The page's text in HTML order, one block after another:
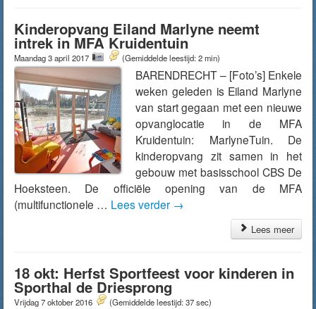
Kinderopvang Eiland Marlyne neemt
intrek in MFA Kruidentuin
Maandag 3 april 2017 (Gemiddelde leestijd: 2 min)
BARENDRECHT – [Foto’s] Enkele
weken geleden is Eiland Marlyne
van start gegaan met een nieuwe
opvanglocatie in de MFA
Kruidentuin: MarlyneTuin. De
kinderopvang zit samen in het
gebouw met basisschool CBS De
Hoeksteen. De officiële opening van de MFA
(multifunctionele … Lees verder →
Lees meer
18 okt: Herfst Sportfeest voor kinderen in
Sporthal de Driesprong
Vrijdag 7 oktober 2016 (Gemiddelde leestijd: 37 sec)